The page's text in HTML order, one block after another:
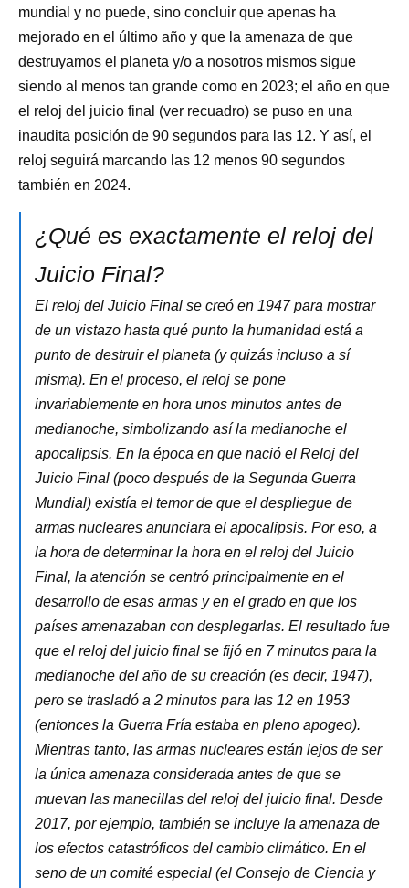
mundial y no puede, sino concluir que apenas ha
mejorado en el último año y que la amenaza de que
destruyamos el planeta y/o a nosotros mismos sigue
siendo al menos tan grande como en 2023; el año en que
el reloj del juicio final (ver recuadro) se puso en una
inaudita posición de 90 segundos para las 12. Y así, el
reloj seguirá marcando las 12 menos 90 segundos
también en 2024.
¿Qué es exactamente el reloj del
Juicio Final?
El reloj del Juicio Final se creó en 1947 para mostrar
de un vistazo hasta qué punto la humanidad está a
punto de destruir el planeta (y quizás incluso a sí
misma). En el proceso, el reloj se pone
invariablemente en hora unos minutos antes de
medianoche, simbolizando así la medianoche el
apocalipsis. En la época en que nació el Reloj del
Juicio Final (poco después de la Segunda Guerra
Mundial) existía el temor de que el despliegue de
armas nucleares anunciara el apocalipsis. Por eso, a
la hora de determinar la hora en el reloj del Juicio
Final, la atención se centró principalmente en el
desarrollo de esas armas y en el grado en que los
países amenazaban con desplegarlas. El resultado fue
que el reloj del juicio final se fijó en 7 minutos para la
medianoche del año de su creación (es decir, 1947),
pero se trasladó a 2 minutos para las 12 en 1953
(entonces la Guerra Fría estaba en pleno apogeo).
Mientras tanto, las armas nucleares están lejos de ser
la única amenaza considerada antes de que se
muevan las manecillas del reloj del juicio final. Desde
2017, por ejemplo, también se incluye la amenaza de
los efectos catastróficos del cambio climático. En el
seno de un comité especial (el Consejo de Ciencia y